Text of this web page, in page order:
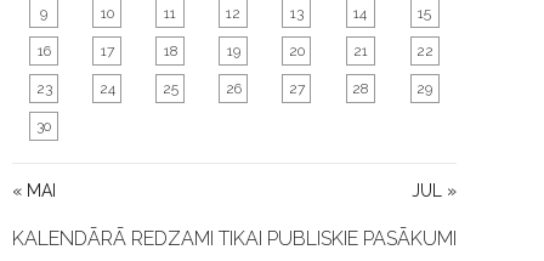
« MAI JUL »
9 10 11 12 13 14 15
16 17 18 19 20 21 22
23 24 25 26 27 28 29
30
KALENDĀRĀ REDZAMI TIKAI PUBLISKIE PASĀKUMI